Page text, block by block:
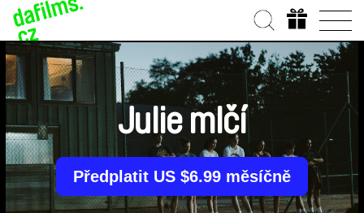
Julie mlčí
Předplatit US $6.99 měsíčně